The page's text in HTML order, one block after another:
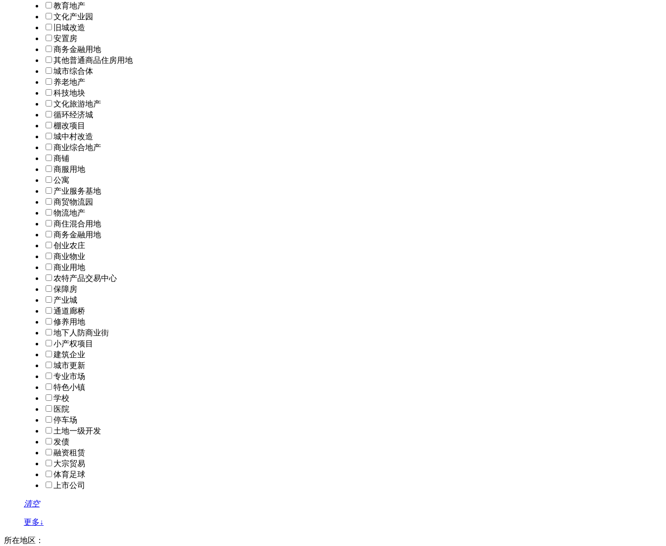
教育地产
文化产业园
旧城改造
安置房
商务金融用地
其他普通商品住房用地
城市综合体
养老地产
科技地块
文化旅游地产
循环经济城
棚改项目
城中村改造
商业综合地产
商铺
商服用地
公寓
产业服务基地
商贸物流园
物流地产
商住混合用地
商务金融用地
创业农庄
商业物业
商业用地
农特产品交易中心
保障房
产业城
通道廊桥
修养用地
地下人防商业街
小产权项目
建筑企业
城市更新
专业市场
特色小镇
学校
医院
停车场
土地一级开发
发债
融资租赁
大宗贸易
体育足球
上市公司
清空
更多↓
所在地区：